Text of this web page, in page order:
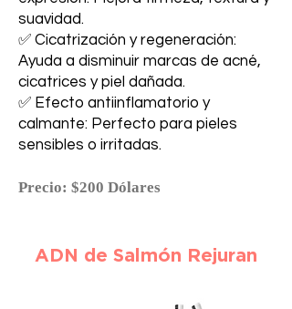
suavidad.
✅ Cicatrización y regeneración:
Ayuda a disminuir marcas de acné,
cicatrices y piel dañada.
✅ Efecto antiinflamatorio y
calmante: Perfecto para pieles
sensibles o irritadas.
Precio: $200 Dólares
ADN de Salmón Rejuran